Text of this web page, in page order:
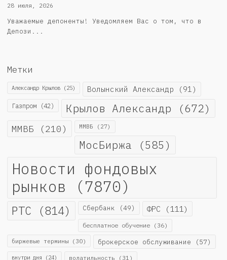
28 июля, 2026
Уважаемые депоненты! Уведомляем Вас о том, что в
Депози...
Метки
Александр Крылов (25) Волынский Александр (91)
Газпром (42) Крылов Александр (672)
ММВБ (210) ММВБ (27)
МосБиржа (585)
Новости фондовых
рынков (7870)
РТС (814) Сбербанк (49) ФРС (111)
бесплатное обучение (36)
биржевые термины (30) брокерское обслуживание (57)
внутри дня (24) волатильность (31)